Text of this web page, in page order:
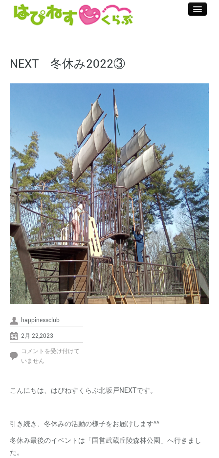
ご利用方法
支援プログラム
プール・ダンス療育
お問合せ
はぴねす通信
NEXT 冬休み2022③
happinessclub
2月 22,2023
NEXT
冬
2022③
コメントを受け付けて
いません
こんにちは、はぴねすくらぶ北坂戸NEXTです。
引き続き、冬休みの活動の様子をお届けします^^
冬休み最後のイベントは「国営武蔵丘陵森林公園」へ行きまし
た。